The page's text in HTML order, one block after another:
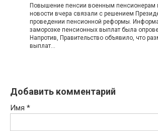
Повышение пенсии военным пенсионерам
новости вчера связали с решением
проведении пенсионной реформы.
заморозке пенсионных выплат была
Напротив, Правительство объявило, что
выплат…
Добавить комментарий
Имя *